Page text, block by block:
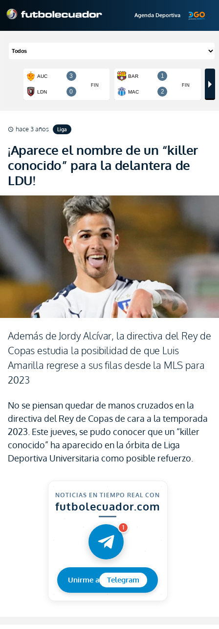
Agenda Deportiva
schedule hace 3 años Liga
¡Aparece el nombre de un “killer
conocido” para la delantera de
LDU!
Además de Jordy Alcívar, la directiva del Rey de
Copas estudia la posibilidad de que Luis
Amarilla regrese a sus filas desde la MLS para
2023
No se piensan quedar de manos cruzados en la
directiva del Rey de Copas de cara a la temporada
2023. Este jueves, se pudo conocer que un “killer
conocido” ha aparecido en la órbita de Liga
Deportiva Universitaria como posible refuerzo.
NOTICIAS EN TIEMPO REAL CON
futbolecuador.com
1
Unirme a Telegram